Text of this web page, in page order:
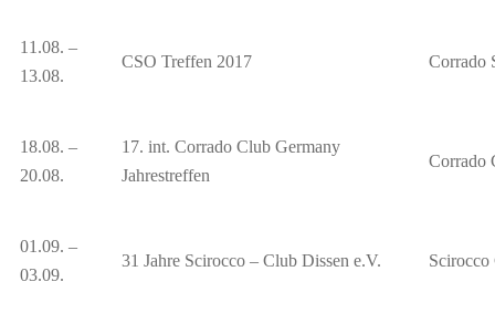
11.08. –
13.08.
CSO Treffen 2017 Corrado
18.08. –
20.08.
17. int. Corrado Club Germany
Jahrestreffen
Corrado
01.09. –
03.09.
31 Jahre Scirocco – Club Dissen e.V. Scirocco